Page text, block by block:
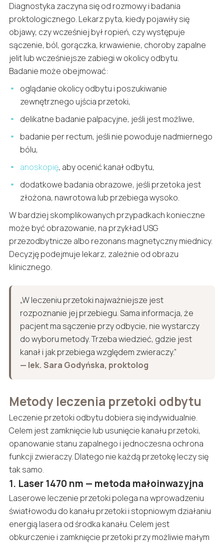
Diagnostyka zaczyna się od rozmowy i badania
proktologicznego. Lekarz pyta, kiedy pojawiły się
objawy, czy wcześniej był ropień, czy występuje
sączenie, ból, gorączka, krwawienie, choroby zapalne
jelit lub wcześniejsze zabiegi w okolicy odbytu.
Badanie może obejmować:
oglądanie okolicy odbytu i poszukiwanie
zewnętrznego ujścia przetoki,
delikatne badanie palpacyjne, jeśli jest możliwe,
badanie per rectum, jeśli nie powoduje nadmiernego
bólu,
anoskopię, aby ocenić kanał odbytu,
dodatkowe badania obrazowe, jeśli przetoka jest
złożona, nawrotowa lub przebiega wysoko.
W bardziej skomplikowanych przypadkach konieczne
może być obrazowanie, na przykład USG
przezodbytnicze albo rezonans magnetyczny miednicy.
Decyzję podejmuje lekarz, zależnie od obrazu
klinicznego.
„W leczeniu przetoki najważniejsze jest
rozpoznanie jej przebiegu. Sama informacja, że
pacjent ma sączenie przy odbycie, nie wystarczy
do wyboru metody. Trzeba wiedzieć, gdzie jest
kanał i jak przebiega względem zwieraczy.”
— lek. Sara Godyńska, proktolog
Metody leczenia przetoki odbytu
Leczenie przetoki odbytu dobiera się indywidualnie.
Celem jest zamknięcie lub usunięcie kanału przetoki,
opanowanie stanu zapalnego i jednoczesna ochrona
funkcji zwieraczy. Dlatego nie każdą przetokę leczy się
tak samo.
1. Laser 1470 nm — metoda małoinwazyjna
Laserowe leczenie przetoki polega na wprowadzeniu
światłowodu do kanału przetoki i stopniowym działaniu
energią lasera od środka kanału. Celem jest
obkurczenie i zamknięcie przetoki przy możliwie małym